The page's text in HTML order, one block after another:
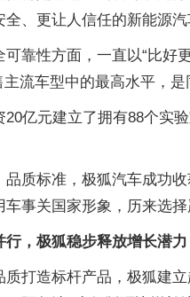
、更让人信任的新能源汽
靠性方面，一直以“比好
流车型中的最高水平，
20亿元建立了拥有88个实
品质标准，极狐汽车成功
事关国家形象，历来选
，极狐稳步释放增长潜力
打造标杆产品，极狐建